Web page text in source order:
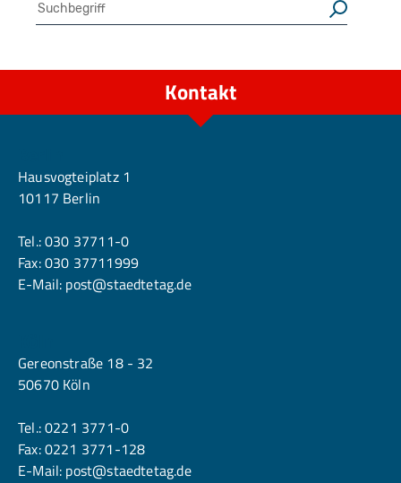
Suchen
Kontakt
Hausvogteiplatz 1
10117 Berlin
Tel.:030 37711-0
Fax: 030 37711999
E-Mail: post@staedtetag.de
Gereonstraße 18 - 32
50670 Köln
Tel.:0221 3771-0
Fax: 0221 3771-128
E-Mail: post@staedtetag.de